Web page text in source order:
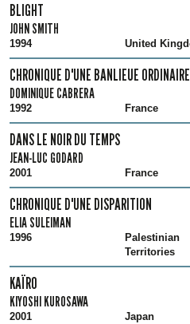
BLIGHT
JOHN SMITH
1994 United
CHRONIQUE D'UNE BANLIEUE ORDINAIRE
DOMINIQUE CABRERA
1992 France
DANS LE NOIR DU TEMPS
JEAN-LUC GODARD
2001 France
CHRONIQUE D'UNE DISPARITION
ELIA SULEIMAN
1996
Palestinian
Territories
KAÏRO
KIYOSHI KUROSAWA
2001 Japan